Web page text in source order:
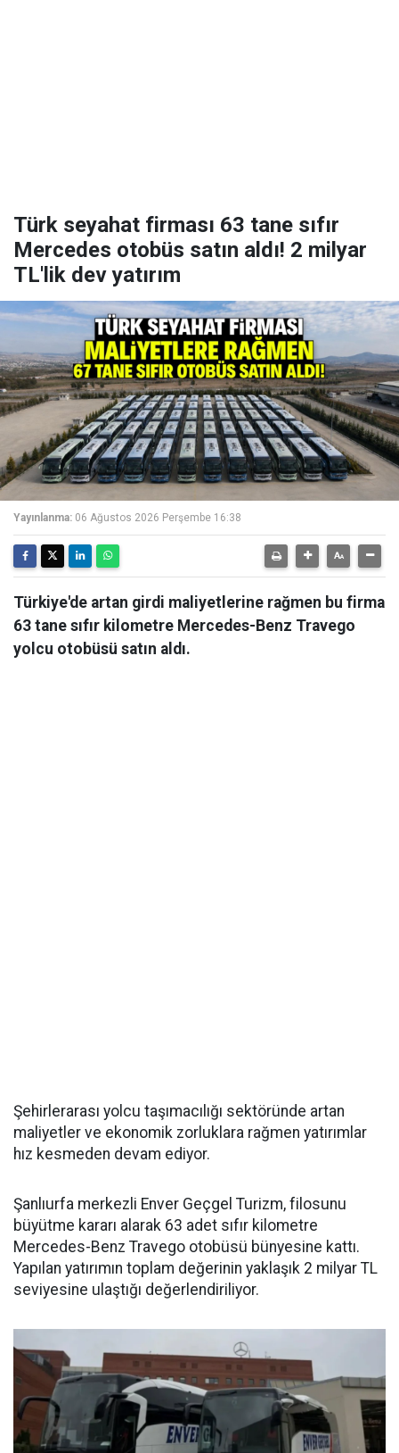
Türk seyahat firması 63 tane sıfır
Mercedes otobüs satın aldı! 2 milyar
TL'lik dev yatırım
Yayınlanma: 06 Ağustos 2026 Perşembe 16:38
Türkiye'de artan girdi maliyetlerine rağmen bu firma
63 tane sıfır kilometre Mercedes-Benz Travego
yolcu otobüsü satın aldı.
Şehirlerarası yolcu taşımacılığı sektöründe artan
maliyetler ve ekonomik zorluklara rağmen yatırımlar
hız kesmeden devam ediyor.
Şanlıurfa merkezli Enver Geçgel Turizm, filosunu
büyütme kararı alarak 63 adet sıfır kilometre
Mercedes-Benz Travego otobüsü bünyesine kattı.
Yapılan yatırımın toplam değerinin yaklaşık 2 milyar TL
seviyesine ulaştığı değerlendiriliyor.